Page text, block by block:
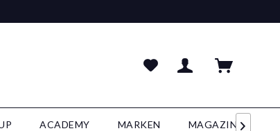
ACADEMY MARKEN MAGAZIN 